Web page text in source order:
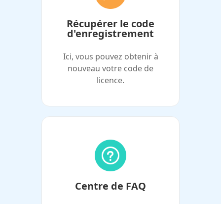
Récupérer le code
d'enregistrement
Ici, vous pouvez obtenir à
nouveau votre code de
licence.
Centre de FAQ